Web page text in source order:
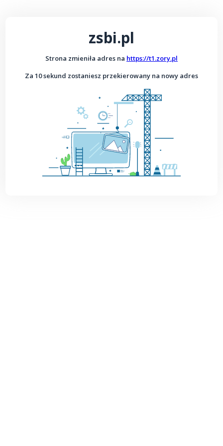
zsbi.pl
Strona zmieniła adres na https://t1.zory.pl
Za 10 sekund zostaniesz przekierowany na nowy adres